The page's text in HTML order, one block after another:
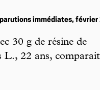
immédiates, février
30 g de résine de
L., 22 ans, comparait